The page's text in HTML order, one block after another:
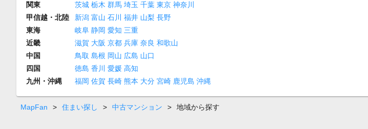
関東
茨城 栃木 群馬 埼玉 千葉 東京 神奈川
甲信越・北陸
新潟 富山 石川 福井 山梨 長野
東海
岐阜 静岡 愛知 三重
近畿
滋賀 大阪 京都 兵庫 奈良 和歌山
中国
鳥取 島根 岡山 広島 山口
四国
徳島 香川 愛媛 高知
九州・沖縄
福岡 佐賀 長崎 熊本 大分 宮崎 鹿児島 沖縄
MapFan > 住まい探し > 中古マンション > 地域から探す